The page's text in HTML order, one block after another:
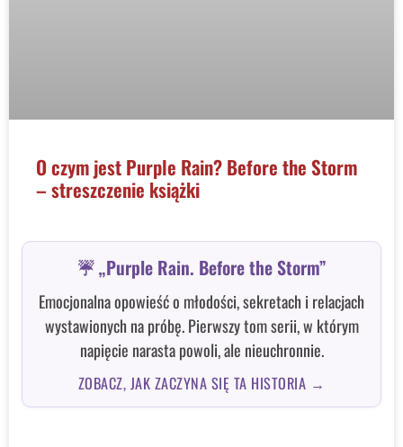
O czym jest Purple Rain? Before the Storm
– streszczenie książki
☔ „Purple Rain. Before the Storm”
Emocjonalna opowieść o młodości, sekretach i relacjach
wystawionych na próbę. Pierwszy tom serii, w którym
napięcie narasta powoli, ale nieuchronnie.
ZOBACZ, JAK ZACZYNA SIĘ TA HISTORIA →